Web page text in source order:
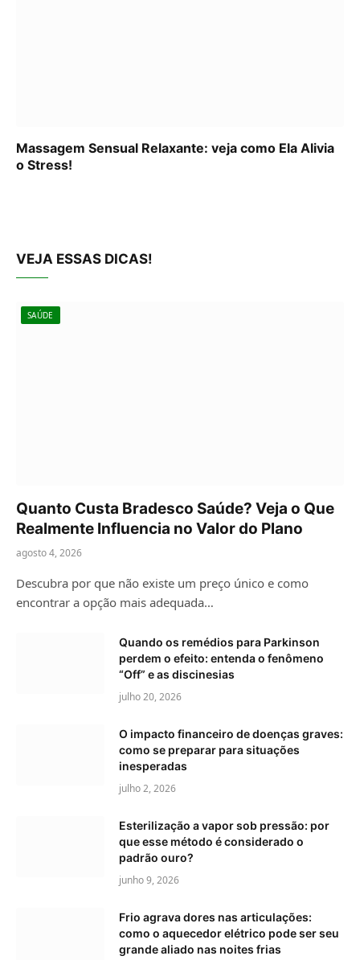
Massagem Sensual Relaxante: veja como Ela Alivia
o Stress!
VEJA ESSAS DICAS!
SAÚDE
Quanto Custa Bradesco Saúde? Veja o Que
Realmente Influencia no Valor do Plano
agosto 4, 2026
Descubra por que não existe um preço único e como
encontrar a opção mais adequada…
Quando os remédios para Parkinson
perdem o efeito: entenda o fenômeno
“Off” e as discinesias
julho 20, 2026
O impacto financeiro de doenças graves:
como se preparar para situações
inesperadas
julho 2, 2026
Esterilização a vapor sob pressão: por
que esse método é considerado o
padrão ouro?
junho 9, 2026
Frio agrava dores nas articulações:
como o aquecedor elétrico pode ser seu
grande aliado nas noites frias